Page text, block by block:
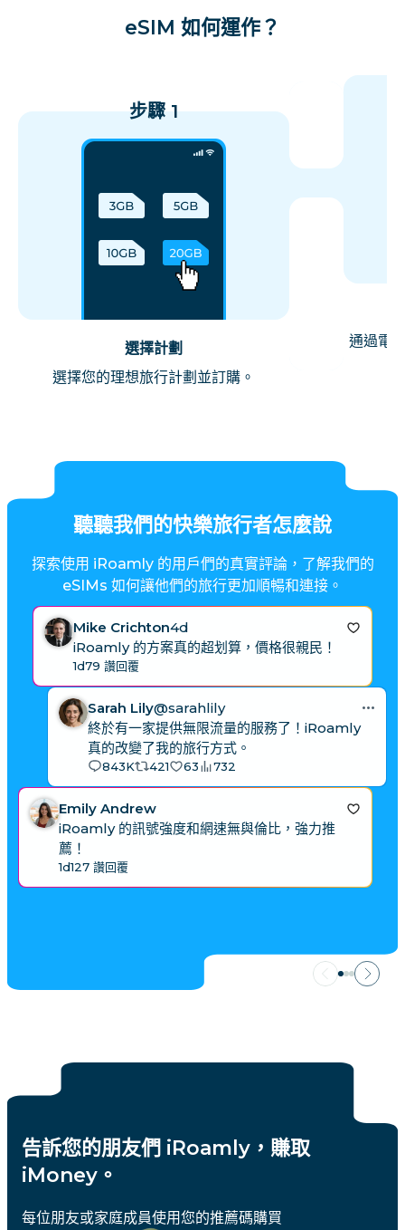
eSIM 如何運作？
步驟 1
選擇計劃
選擇您的理想旅行計劃並訂購。
通過電
聽聽我們的快樂旅行者怎麼說
探索使用 iRoamly 的用戶們的真實評論，了解我們的
eSIMs 如何讓他們的旅行更加順暢和連接。
Mike Crichton4d
iRoamly 的方案真的超划算，價格很親民！
1d79 讚回覆
Sarah Lily@sarahlily
終於有一家提供無限流量的服務了！iRoamly
真的改變了我的旅行方式。
843K 421 63 732
Emily Andrew
iRoamly 的訊號強度和網速無與倫比，強力推
薦！
1d127 讚回覆
告訴您的朋友們 iRoamly，賺取
iMoney。
每位朋友或家庭成員使用您的推薦碼購買